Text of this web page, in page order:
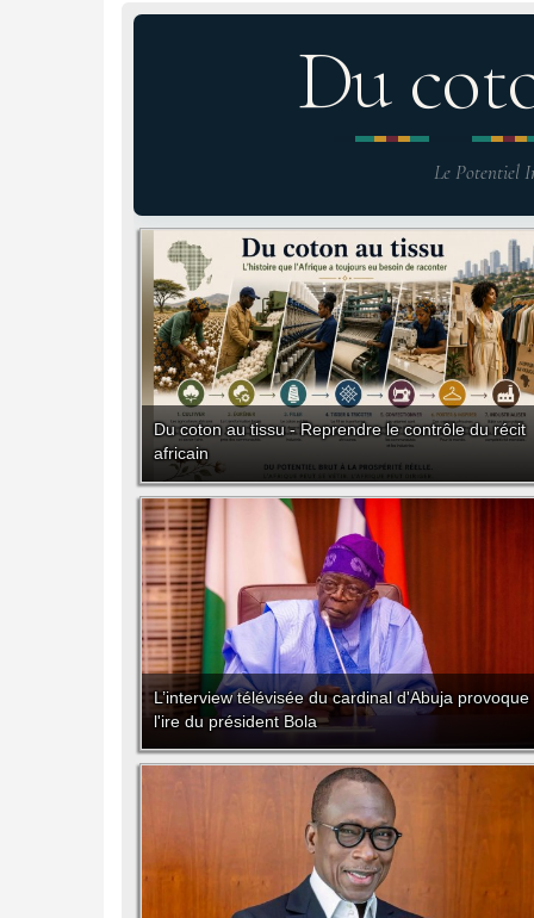
Du
Le Potentiel
Du coton au tissu - Reprendre le contrôle du récit
africain
L’interview télévisée du cardinal d'Abuja provoque
l'ire du président Bola